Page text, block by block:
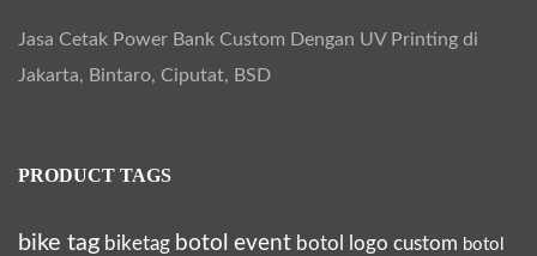
Jasa Cetak Power Bank Custom Dengan UV Printing di
Jakarta, Bintaro, Ciputat, BSD
PRODUCT TAGS
bike tag biketag botol event botol logo custom botol